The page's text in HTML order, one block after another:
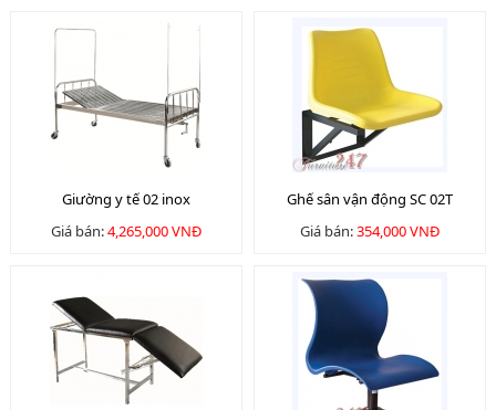
Giường y tế 02 inox
Giá bán:4,265,000 VNĐ
Ghế sân vận động SC 02T
Giá bán:354,000 VNĐ